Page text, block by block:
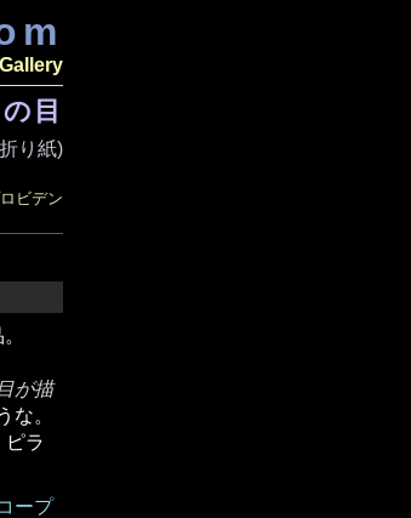
目
り紙)
ビデン
が描
な。
ピラ
ープ